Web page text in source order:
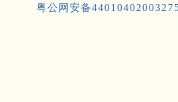
粤公网安备44010402003275